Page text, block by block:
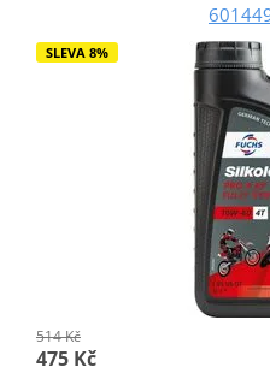
SLEVA 8%
514 Kč
475 Kč